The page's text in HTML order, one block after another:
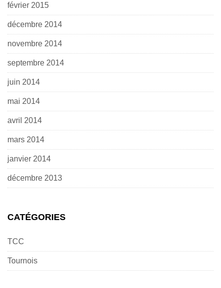
février 2015
décembre 2014
novembre 2014
septembre 2014
juin 2014
mai 2014
avril 2014
mars 2014
janvier 2014
décembre 2013
CATÉGORIES
TCC
Tournois